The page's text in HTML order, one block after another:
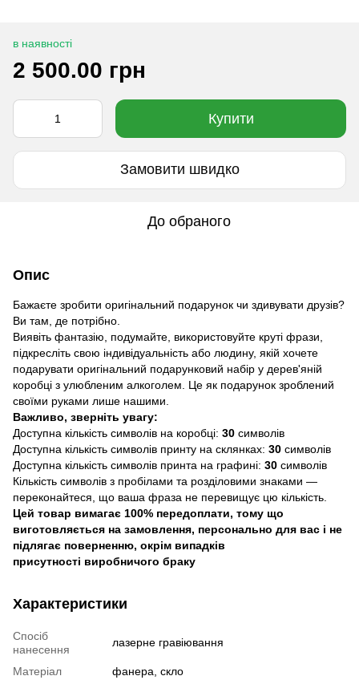
в наявності
2 500.00 грн
Купити
Замовити швидко
До обраного
Опис
Бажаєте зробити оригінальний подарунок чи здивувати друзів?
Ви там, де потрібно.
Виявіть фантазію, подумайте, використовуйте круті фрази,
підкресліть свою індивідуальність або людину, якій хочете
подарувати оригінальний подарунковий набір у дерев'яній
коробці з улюбленим алкоголем. Це як подарунок зроблений
своїми руками лише нашими.
Важливо, зверніть увагу:
Доступна кількість символів на коробці: 30 символів
Доступна кількість символів принту на склянках: 30 символів
Доступна кількість символів принта на графині: 30 символів
Кількість символів з пробілами та розділовими знаками —
переконайтеся, що ваша фраза не перевищує цю кількість.
Цей товар вимагає 100% передоплати, тому що
виготовляється на замовлення, персонально для вас і не
підлягає поверненню, окрім випадків
присутності виробничого браку
Характеристики
Спосіб
нанесення
лазерне гравіювання
Матеріал
фанера, скло